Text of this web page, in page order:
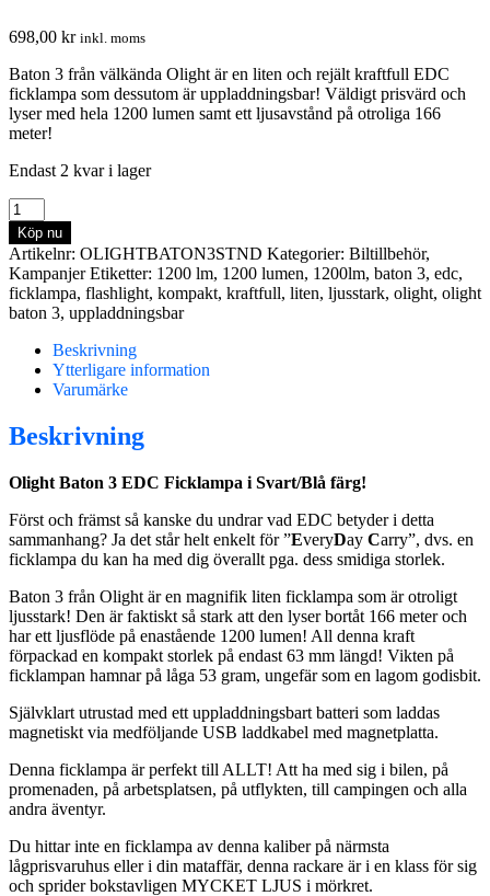
698,00 kr inkl. moms
Baton 3 från välkända Olight är en liten och rejält kraftfull EDC
ficklampa som dessutom är uppladdningsbar! Väldigt prisvärd och
lyser med hela 1200 lumen samt ett ljusavstånd på otroliga 166
meter!
Endast 2 kvar i lager
Olight
Baton
3
Uppladdningsbar
EDC
Ficklampa
(1200
Lumen)
mängd
Köp nu
Artikelnr: OLIGHTBATON3STND Kategorier: Biltillbehör,
Kampanjer Etiketter: 1200 lm, 1200 lumen, 1200lm, baton 3, edc,
ficklampa, flashlight, kompakt, kraftfull, liten, ljusstark, olight, olight
baton 3, uppladdningsbar
Beskrivning
Ytterligare information
Varumärke
Beskrivning
Olight Baton 3 EDC Ficklampa i Svart/Blå färg!
Först och främst så kanske du undrar vad EDC betyder i detta
sammanhang? Ja det står helt enkelt för ”EveryDay Carry”, dvs. en
ficklampa du kan ha med dig överallt pga. dess smidiga storlek.
Baton 3 från Olight är en magnifik liten ficklampa som är otroligt
ljusstark! Den är faktiskt så stark att den lyser bortåt 166 meter och
har ett ljusflöde på enastående 1200 lumen! All denna kraft
förpackad en kompakt storlek på endast 63 mm längd! Vikten på
ficklampan hamnar på låga 53 gram, ungefär som en lagom godisbit.
Självklart utrustad med ett uppladdningsbart batteri som laddas
magnetiskt via medföljande USB laddkabel med magnetplatta.
Denna ficklampa är perfekt till ALLT! Att ha med sig i bilen, på
promenaden, på arbetsplatsen, på utflykten, till campingen och alla
andra äventyr.
Du hittar inte en ficklampa av denna kaliber på närmsta
lågprisvaruhus eller i din mataffär, denna rackare är i en klass för sig
och sprider bokstavligen MYCKET LJUS i mörkret.